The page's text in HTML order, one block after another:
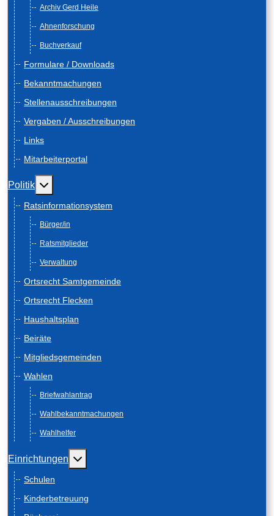
Archiv Gerd Heile
Ahnenforschung
Buchverkauf
Formulare / Downloads
Bekanntmachungen
Stellenausschreibungen
Vergaben / Ausschreibungen
Links
Mitarbeiterportal
Politik Weitere Informationen: Politik
Ratsinformationsystem
Bürger/in
Ratsmitglieder
Verwaltung
Ortsrecht Samtgemeinde
Ortsrecht Flecken
Haushaltsplan
Beiräte
Mitgliedsgemeinden
Wahlen
Briefwahlantrag
Wahlbekanntmachungen
Wahlhelfer
Einrichtungen Weitere Informationen: Einrichtungen
Schulen
Kinderbetreuung